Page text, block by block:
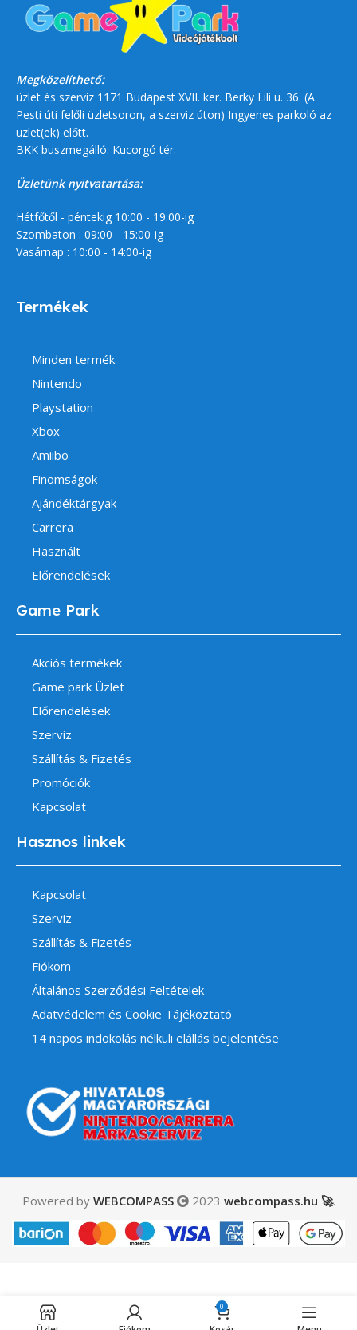
Megközelíthető:
üzlet és szerviz 1171 Budapest XVII. ker. Berky Lili u. 36. (A
Pesti úti felőli üzletsoron, a szerviz úton) Ingyenes parkoló az
üzlet(ek) előtt.
BKK buszmegálló: Kucorgó tér.
Üzletünk nyitvatartása:
Hétfőtől - péntekig 10:00 - 19:00-ig
Szombaton : 09:00 - 15:00-ig
Vasárnap : 10:00 - 14:00-ig
Termékek
Minden termék
Nintendo
Playstation
Xbox
Amiibo
Finomságok
Ajándéktárgyak
Carrera
Használt
Előrendelések
Game Park
Akciós termékek
Game park Üzlet
Előrendelések
Szerviz
Szállítás & Fizetés
Promóciók
Kapcsolat
Hasznos linkek
Kapcsolat
Szerviz
Szállítás & Fizetés
Fiókom
Általános Szerződési Feltételek
Adatvédelem és Cookie Tájékoztató
14 napos indokolás nélküli elállás bejelentése
Powered by WEBCOMPASS 2023 webcompass.hu 🚀.
4,490Ft 0